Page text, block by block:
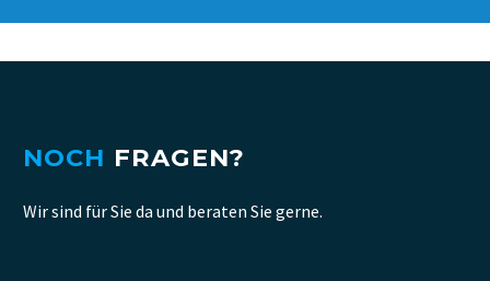
NOCH FRAGEN?
Wir sind für Sie da und beraten Sie gerne.